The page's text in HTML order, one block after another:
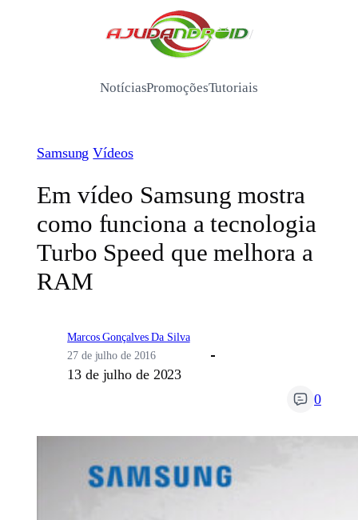
/
NotíciasPromoçõesTutoriais
Samsung Vídeos
Em vídeo Samsung mostra
como funciona a tecnologia
Turbo Speed que melhora a
RAM
Marcos Gonçalves Da Silva
27 de julho de 2016
13 de julho de 2023
0